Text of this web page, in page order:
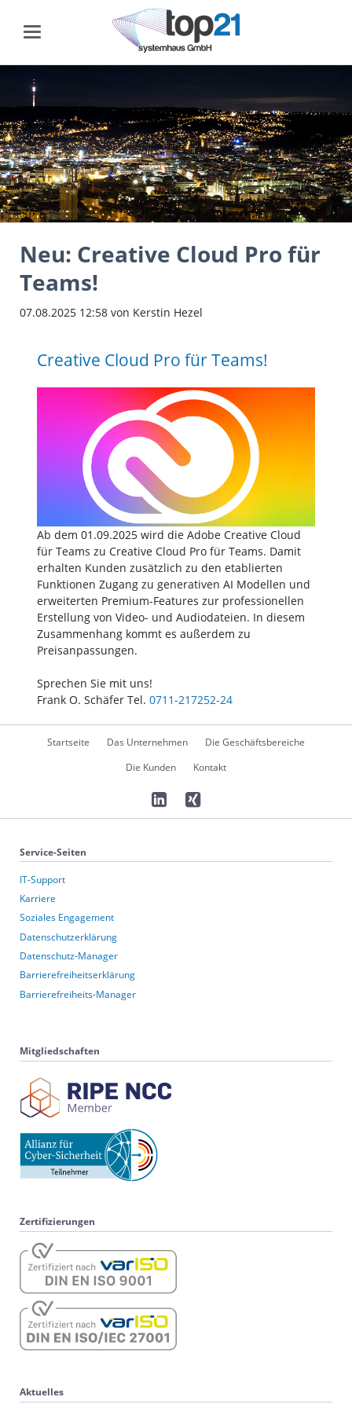
Neu: Creative Cloud Pro für
Teams!
07.08.2025 12:58von Kerstin Hezel
Creative Cloud Pro für Teams!
Ab dem 01.09.2025 wird die Adobe Creative Cloud
für Teams zu Creative Cloud Pro für Teams. Damit
erhalten Kunden zusätzlich zu den etablierten
Funktionen Zugang zu generativen AI Modellen und
erweiterten Premium-Features zur professionellen
Erstellung von Video- und Audiodateien. In diesem
Zusammenhang kommt es außerdem zu
Preisanpassungen.
Sprechen Sie mit uns!
Frank O. Schäfer Tel. 0711-217252-24
Navigation
Startseite Das Unternehmen
Die Geschäftsbereiche
Die Kunden
Kontakt
Service-Seiten
IT-Support
Karriere
Soziales Engagement
Datenschutzerklärung
Datenschutz-Manager
Barrierefreiheitserklärung
Barrierefreiheits-Manager
Mitgliedschaften
Zertifizierungen
Aktuelles